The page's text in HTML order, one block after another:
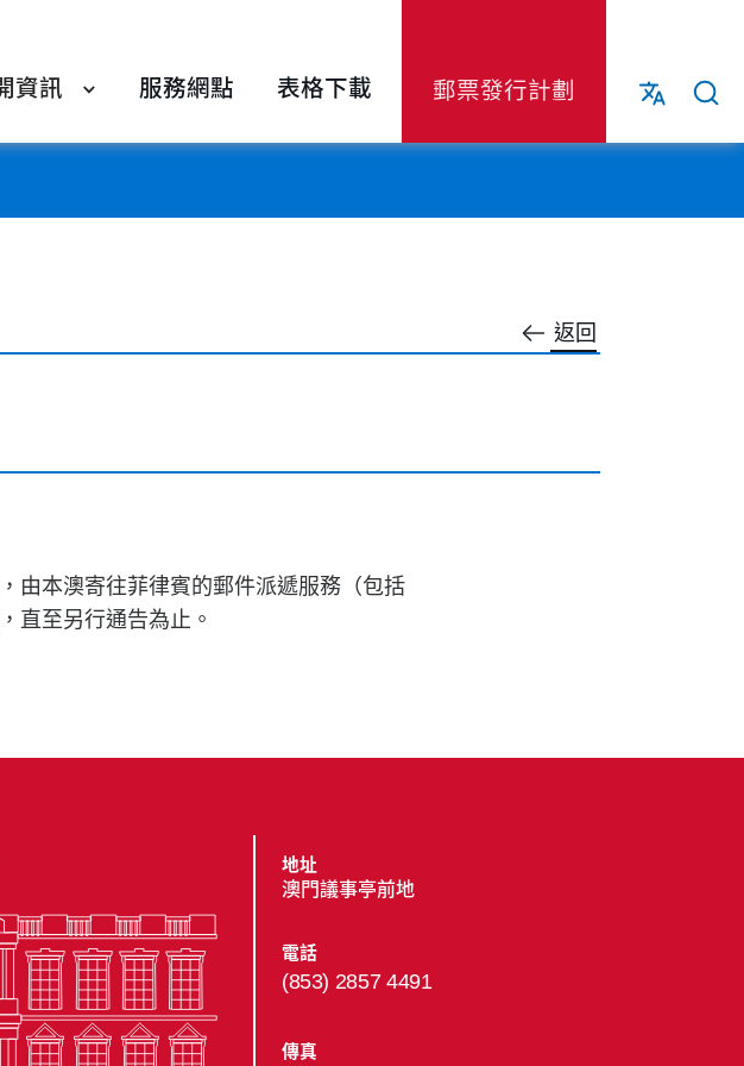
資訊 服務網點 表格下載 郵票發行計劃
返回
由本澳寄往菲律賓的郵件派遞服務（包括
直至另行通告為止。
地址
澳門議事亭前地
電話
(853) 2857 4491
傳真